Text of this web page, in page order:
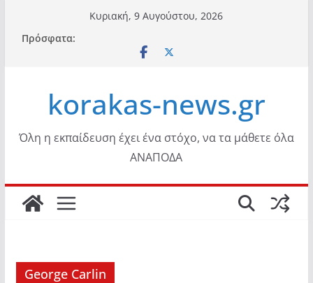
περιεχόμενο
Κυριακή, 9 Αυγούστου, 2026
Πρόσφατα:
korakas-news.gr
Όλη η εκπαίδευση έχει ένα στόχο, να τα μάθετε όλα
ΑΝΑΠΟΔΑ
George Carlin